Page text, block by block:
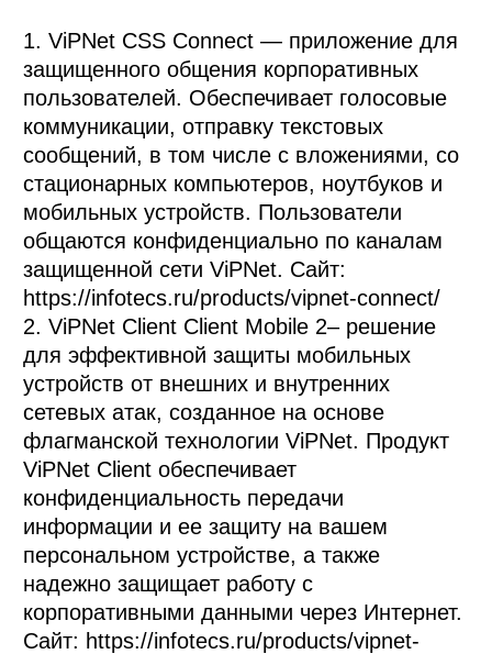
1. ViPNet CSS Connect — приложение для
защищенного общения корпоративных
пользователей. Обеспечивает голосовые
коммуникации, отправку текстовых
сообщений, в том числе с вложениями, со
стационарных компьютеров, ноутбуков и
мобильных устройств. Пользователи
общаются конфиденциально по каналам
защищенной сети ViPNet. Сайт:
https://infotecs.ru/products/vipnet-connect/
2. ViPNet Client Client Mobile 2– решение
для эффективной защиты мобильных
устройств от внешних и внутренних
сетевых атак, созданное на основе
флагманской технологии ViPNet. Продукт
ViPNet Client обеспечивает
конфиденциальность передачи
информации и ее защиту на вашем
персональном устройстве, а также
надежно защищает работу с
корпоративными данными через Интернет.
Сайт: https://infotecs.ru/products/vipnet-